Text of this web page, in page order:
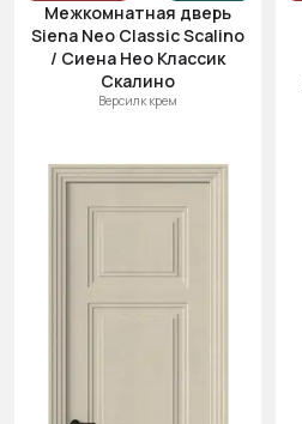
Межкомнатная дверь
Siena Neo Classic Scalino
/ Сиена Нео Классик
Скалино
Версилк крем